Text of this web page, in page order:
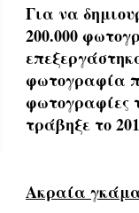
Για να
200.000
φωτογραφία
φωτογραφίες
τράβηξε το
Ακραία